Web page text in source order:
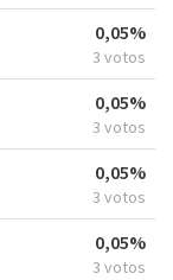
0,05%
3 votos
0,05%
3 votos
0,05%
3 votos
0,05%
3 votos